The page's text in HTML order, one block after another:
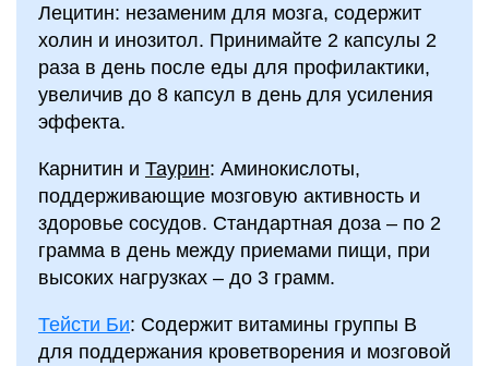
Лецитин: незаменим для мозга, содержит
холин и инозитол. Принимайте 2 капсулы 2
раза в день после еды для профилактики,
увеличив до 8 капсул в день для усиления
эффекта.
Карнитин и Таурин: Аминокислоты,
поддерживающие мозговую активность и
здоровье сосудов. Стандартная доза – по 2
грамма в день между приемами пищи, при
высоких нагрузках – до 3 грамм.
Тейсти Би: Содержит витамины группы B
для поддержания кроветворения и мозговой